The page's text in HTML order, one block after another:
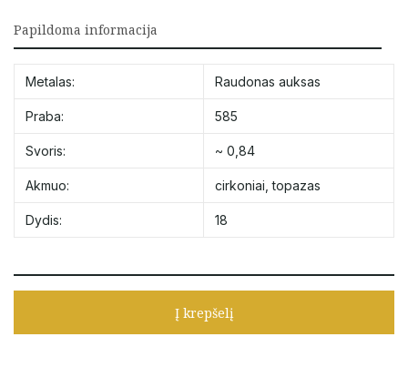
Papildoma informacija
Metalas: Raudonas auksas
Praba: 585
Svoris: ~ 0,84
Akmuo: cirkoniai ,topazas
Dydis: 18
Į krepšelį